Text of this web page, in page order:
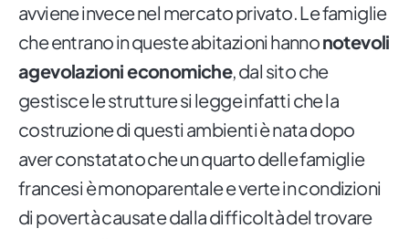
avviene invece nel mercato privato. Le famiglie
che entrano in queste abitazioni hannonotevoli
agevolazioni economiche, dal sito che
gestisce le strutture si legge infatti che la
costruzione di questi ambienti è nata dopo
aver constatato che un quarto delle famiglie
francesi è monoparentale e verte in condizioni
di povertà causate dalla difficoltà del trovare